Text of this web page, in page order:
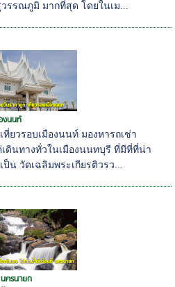
รรณภูมิ มากที่สุด โดยในเม...
งนนท์
ยวรอบเมืองนนท์ มองหารถเช่า
ดินทางทั่วในเมืองนนทบุรี ที่มีที่ที่น่า
ป็น วัดเฉลิมพระเกียรติวรว...
นครนายก